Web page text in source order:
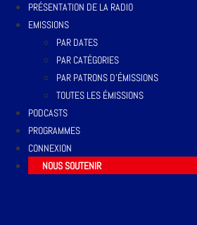
PRÉSENTATION DE LA RADIO
EMISSIONS
PAR DATES
PAR CATÉGORIES
PAR PATRONS D’ÉMISSIONS
TOUTES LES ÉMISSIONS
PODCASTS
PROGRAMMES
CONNEXION
NOUS SOUTENIR